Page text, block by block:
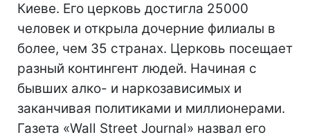
Киеве. Его церковь достигла 25000
человек и открыла дочерние филиалы в
более, чем 35 странах. Церковь посещает
разный контингент людей. Начиная с
бывших алко- и наркозависимых и
заканчивая политиками и миллионерами.
Газета «Wall Street Journal» назвал его